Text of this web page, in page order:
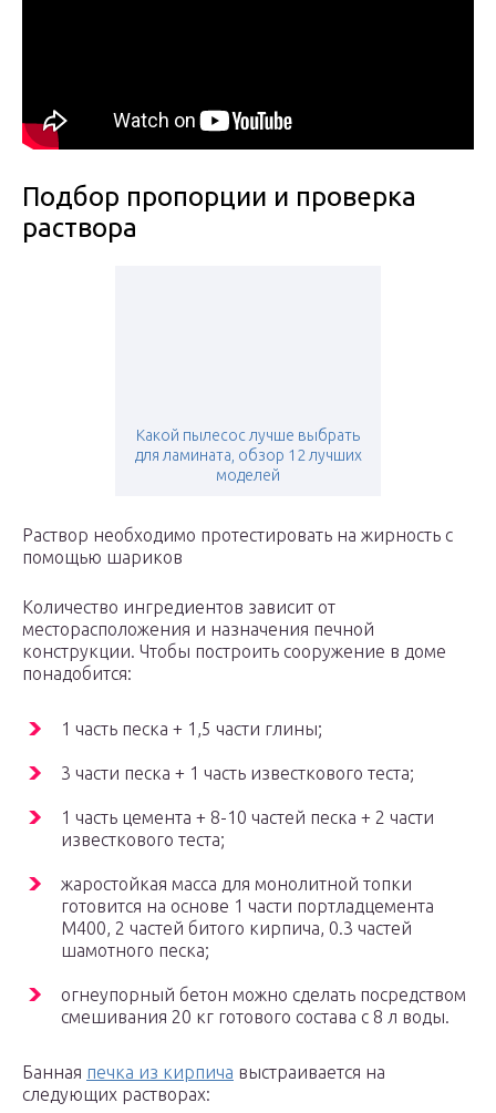
Подбор пропорции и проверка
раствора
Какой пылесос лучше выбрать
для ламината, обзор 12 лучших
моделей
Раствор необходимо протестировать на жирность с
помощью шариков
Количество ингредиентов зависит от
месторасположения и назначения печной
конструкции. Чтобы построить сооружение в доме
понадобится:
1 часть песка + 1,5 части глины;
3 части песка + 1 часть известкового теста;
1 часть цемента + 8-10 частей песка + 2 части
известкового теста;
жаростойкая масса для монолитной топки
готовится на основе 1 части портладцемента
М400, 2 частей битого кирпича, 0.3 частей
шамотного песка;
огнеупорный бетон можно сделать посредством
смешивания 20 кг готового состава с 8 л воды.
Банная печка из кирпича выстраивается на
следующих растворах: